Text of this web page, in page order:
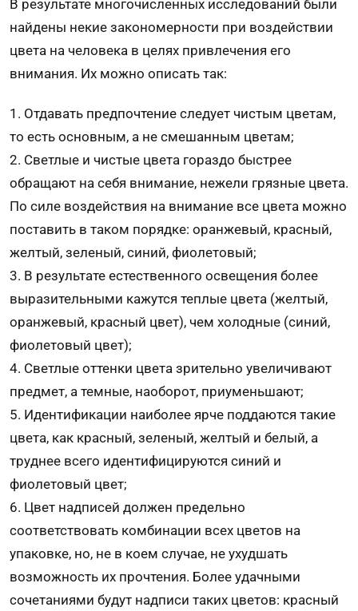
В результате многочисленных исследований были
найдены некие закономерности при воздействии
цвета на человека в целях привлечения его
внимания. Их можно описать так:
1. Отдавать предпочтение следует чистым цветам,
то есть основным, а не смешанным цветам;
2. Светлые и чистые цвета гораздо быстрее
обращают на себя внимание, нежели грязные цвета.
По силе воздействия на внимание все цвета можно
поставить в таком порядке: оранжевый, красный,
желтый, зеленый, синий, фиолетовый;
3. В результате естественного освещения более
выразительными кажутся теплые цвета (желтый,
оранжевый, красный цвет), чем холодные (синий,
фиолетовый цвет);
4. Светлые оттенки цвета зрительно увеличивают
предмет, а темные, наоборот, приуменьшают;
5. Идентификации наиболее ярче поддаются такие
цвета, как красный, зеленый, желтый и белый, а
труднее всего идентифицируются синий и
фиолетовый цвет;
6. Цвет надписей должен предельно
соответствовать комбинации всех цветов на
упаковке, но, не в коем случае, не ухудшать
возможность их прочтения. Более удачными
сочетаниями будут надписи таких цветов: красный